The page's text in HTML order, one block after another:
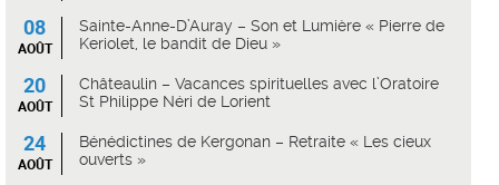
08
AOÛT
Sainte-Anne-D’Auray – Son et Lumière « Pierre de
Keriolet, le bandit de Dieu »
20
AOÛT
Châteaulin – Vacances spirituelles avec l’Oratoire
St Philippe Néri de Lorient
24
AOÛT
Bénédictines de Kergonan – Retraite « Les cieux
ouverts »